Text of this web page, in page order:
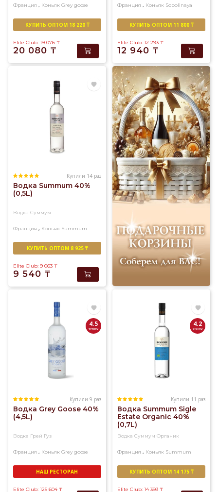
Франция , Коньяк Grey goose
КУПИТЬ ОПТОМ 18 220 ₸
Elite Club: 19 076 ₸
20 080 ₸
Франция , Коньяк Sobolinaya
КУПИТЬ ОПТОМ 11 800 ₸
Elite Club: 12 293 ₸
12 940 ₸
Купили 14 раз
Водка Summum 40%
(0,5L)
Водка Суммум
Франция , Коньяк Summum
КУПИТЬ ОПТОМ 8 925 ₸
Elite Club: 9 063 ₸
9 540 ₸
4.5
Купили 9 раз
Водка Grey Goose 40%
(4,5L)
Водка Грей Гуз
Франция , Коньяк Grey goose
НАШ РЕСТОРАН
Elite Club: 125 604 ₸
4.2
Купили 11 раз
Водка Summum Sigle
Estate Organic 40%
(0,7L)
Водка Суммум Органик
Франция , Коньяк Summum
КУПИТЬ ОПТОМ 14 175 ₸
Elite Club: 14 393 ₸